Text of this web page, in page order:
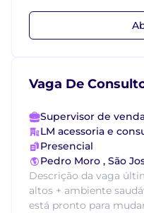
Vaga De
Supervisor de
LM acessoria e
Presencial
Pedro Moro , São
Descrição da vaga
altos + ambiente
está pronto para